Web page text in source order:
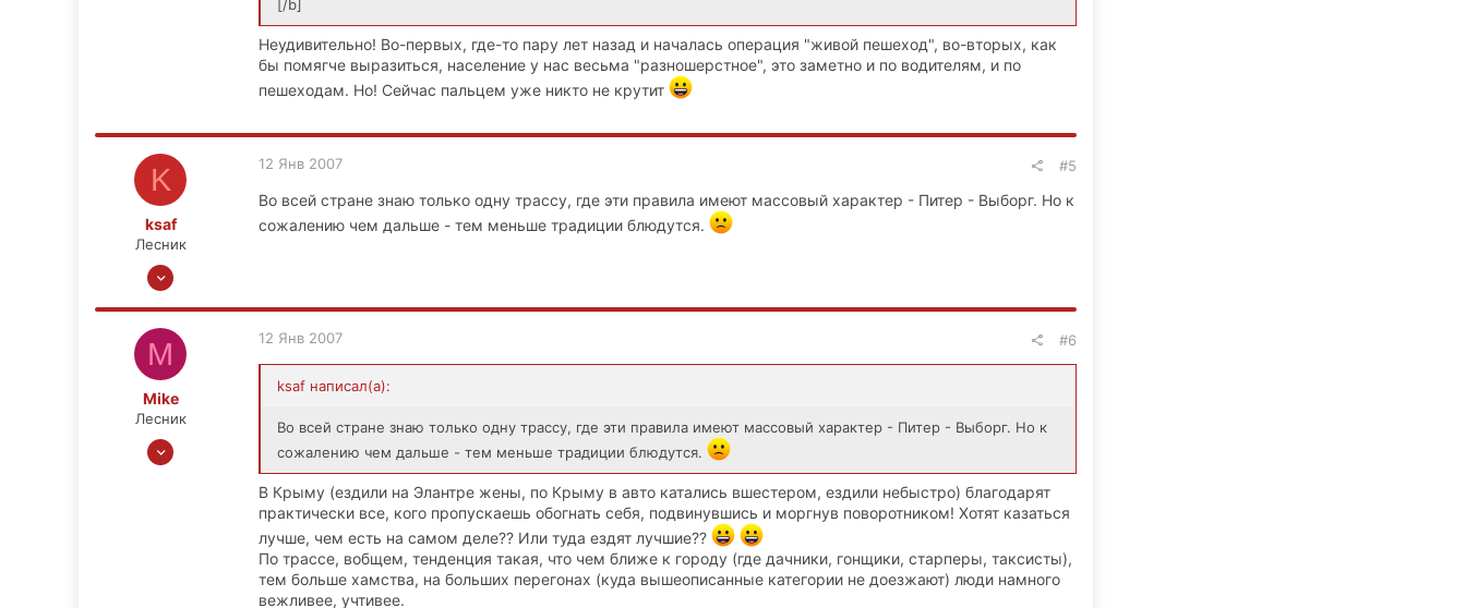
[/b]
Неудивительно! Во-первых, где-то пару лет назад и началась операция "живой пешеход", во-вторых, как
бы помягче выразиться, население у нас весьма "разношерстное", это заметно и по водителям, и по
пешеходам. Но! Сейчас пальцем уже никто не крутит
K
ksaf
Лесник
30 Сен 2006
12 Янв 2007 #5
Во всей стране знаю только одну трассу, где эти правила имеют массовый характер - Питер - Выборг. Но к
сожалению чем дальше - тем меньше традиции блюдутся.
M
Mike
Лесник
23 Сен 2006
12 Янв 2007 #6
ksaf написал(а):
Во всей стране знаю только одну трассу, где эти правила имеют массовый характер - Питер - Выборг. Но к
сожалению чем дальше - тем меньше традиции блюдутся.
В Крыму (ездили на Элантре жены, по Крыму в авто катались вшестером, ездили небыстро) благодарят
практически все, кого пропускаешь обогнать себя, подвинувшись и моргнув поворотником! Хотят казаться
лучше, чем есть на самом деле?? Или туда ездят лучшие??
По трассе, вобщем, тенденция такая, что чем ближе к городу (где дачники, гонщики, старперы, таксисты),
тем больше хамства, на больших перегонах (куда вышеописанные категории не доезжают) люди намного
вежливее, учтивее.